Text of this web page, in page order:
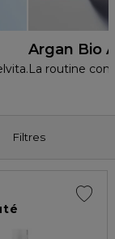
Argan Bio
La routine
Filtres